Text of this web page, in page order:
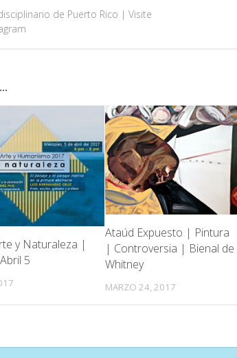
de Puerto Rico | Visite
y Naturaleza |
5
Ataúd Expuesto | Pintura
| Controversia | Bienal de
Whitney
MARZO 24, 2017